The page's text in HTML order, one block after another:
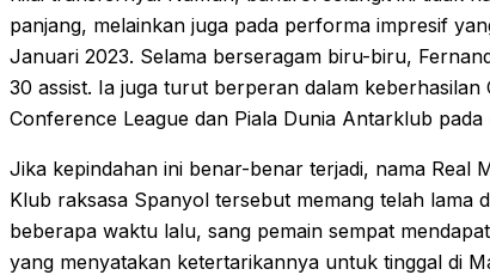
panjang, melainkan juga pada performa impresif
Januari 2023. Selama berseragam biru-biru,
30 assist. Ia juga turut berperan dalam
Conference League dan Piala Dunia Antarklub pada
Jika kepindahan ini benar-benar terjadi, nama Real
Klub raksasa Spanyol tersebut memang telah lama
beberapa waktu lalu, sang pemain sempat
yang menyatakan ketertarikannya untuk tinggal di